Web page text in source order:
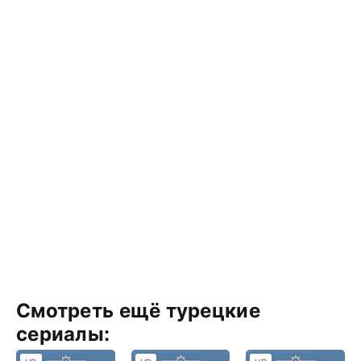
Смотреть ещё турецкие
сериалы: